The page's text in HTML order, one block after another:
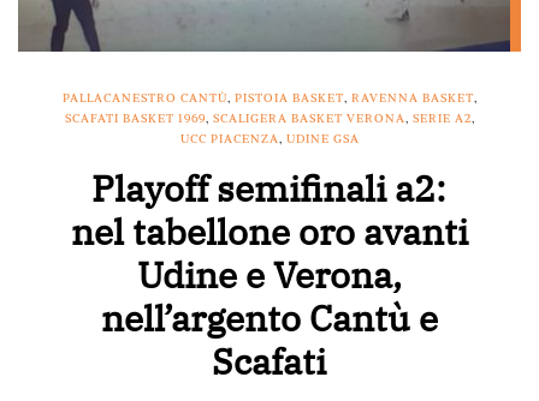
PALLACANESTRO CANTÙ, PISTOIA BASKET, RAVENNA BASKET,
SCAFATI BASKET 1969, SCALIGERA BASKET VERONA, SERIE A2,
UCC PIACENZA, UDINE GSA
Playoff semifinali a2:
nel tabellone oro avanti
Udine e Verona,
nell’argento Cantù e
Scafati